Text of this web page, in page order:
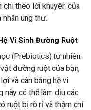
chi theo lời khuyên của
ung thư.
Vi Sinh Đường Ruột
(Prebiotics) tự nhiên.
đường ruột của bạn,
và cân bằng hệ vi
này có thể làm dịu các
ruột bị rò rỉ và thậm chí